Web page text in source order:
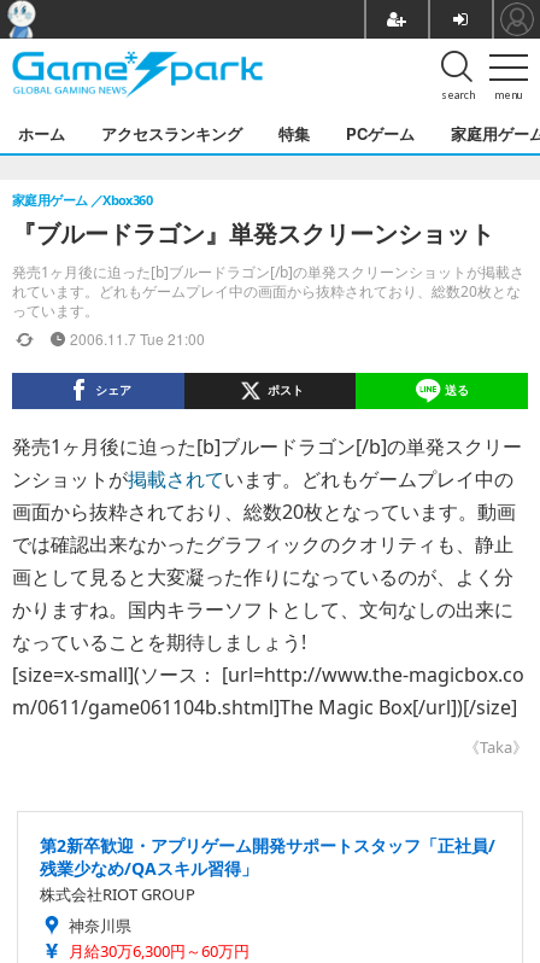
menu
search
ホーム アクセスランキング 特集 PCゲーム 家庭用ゲー
『ブルードラゴン』単発スクリーンショット
発売1ヶ月後に迫った[b]ブルードラゴン[/b]の単発スクリーンショットが掲載さ
れています。どれもゲームプレイ中の画面から抜粋されており、総数20枚とな
っています。
家庭用ゲーム Xbox360
2006.11.7 Tue 21:00
シェア ポスト 送る
発売1ヶ月後に迫った[b]ブルードラゴン[/b]の単発スクリー
ンショットが掲載されています。どれもゲームプレイ中の
画面から抜粋されており、総数20枚となっています。動画
では確認出来なかったグラフィックのクオリティも、静止
画として見ると大変凝った作りになっているのが、よく分
かりますね。国内キラーソフトとして、文句なしの出来に
なっていることを期待しましょう!
[size=x-small](ソース： [url=http://www.the-magicbox.co
m/0611/game061104b.shtml]The Magic Box[/url])[/size]
《Taka》
第2新卒歓迎・アプリゲーム開発サポートスタッフ「正社員/
残業少なめ/QAスキル習得」
株式会社RIOT GROUP
神奈川県
月給30万6,300円～60万円